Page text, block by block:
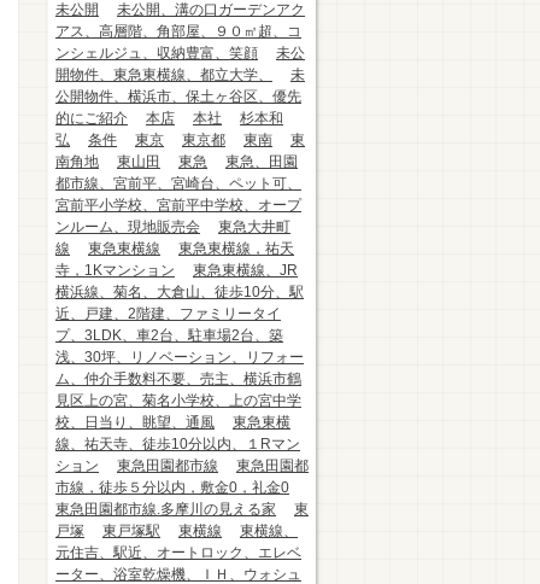
未公開
未公開、溝の口ガーデンアク
アス、高層階、角部屋、９０㎡超、コ
ンシェルジュ、収納豊富、笑顔
未公
開物件、東急東横線、都立大学、
未
公開物件、横浜市、保土ヶ谷区、優先
的にご紹介
本店 本社
杉本和
弘
条件 東京 東京都 東南
東
南角地
東山田 東急
東急、田園
都市線、宮前平、宮崎台、ペット可、
宮前平小学校、宮前平中学校、オープ
ンルーム、現地販売会
東急大井町
線
東急東横線
東急東横線，祐天
寺，1Kマンション
東急東横線、JR
横浜線、菊名、大倉山、徒歩10分、駅
近、戸建、2階建、ファミリータイ
プ、3LDK、車2台、駐車場2台、築
浅、30坪、リノベーション、リフォー
ム、仲介手数料不要、売主、横浜市鶴
見区上の宮、菊名小学校、上の宮中学
校、日当り、眺望、通風
東急東横
線、祐天寺、徒歩10分以内、１Rマン
ション
東急田園都市線
東急田園都
市線，徒歩５分以内，敷金0，礼金0
東急田園都市線.多摩川の見える家
東
戸塚
東戸塚駅 東横線
東横線、
元住吉、駅近、オートロック、エレベ
ーター、浴室乾燥機、ＩＨ、ウォシュ